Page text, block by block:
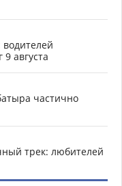
водителей
августа
частично
трек: любителей